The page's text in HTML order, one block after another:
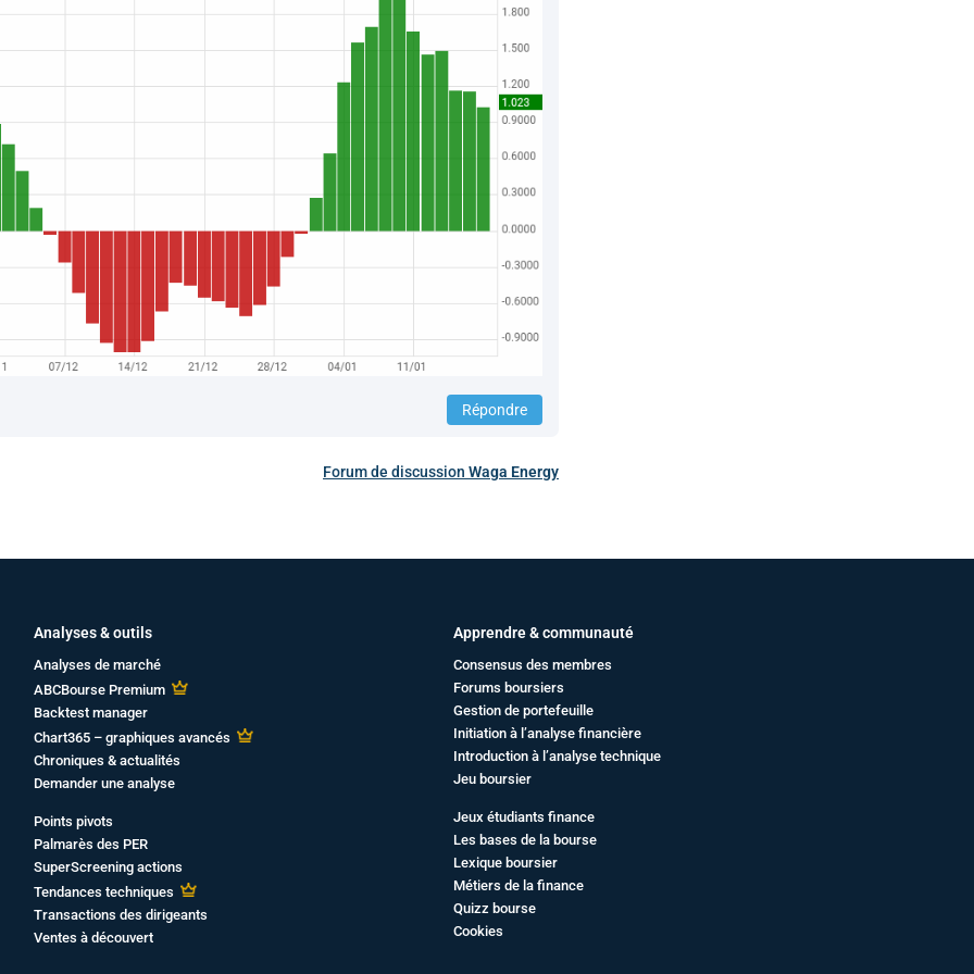
Répondre
Forum de discussion Waga Energy
Analyses & outils
Analyses de marché
ABCBourse Premium
Backtest manager
Chart365 – graphiques avancés
Chroniques & actualités
Demander une analyse
Points pivots
Palmarès des PER
SuperScreening actions
Tendances techniques
Transactions des dirigeants
Ventes à découvert
Apprendre & communauté
Consensus des membres
Forums boursiers
Gestion de portefeuille
Initiation à l’analyse financière
Introduction à l’analyse technique
Jeu boursier
Jeux étudiants finance
Les bases de la bourse
Lexique boursier
Métiers de la finance
Quizz bourse
Cookies